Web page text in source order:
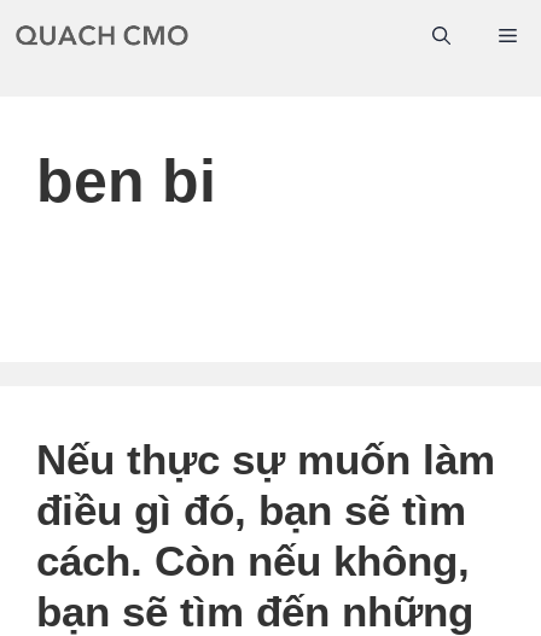
đến
ben bi
Nếu thực sự muốn làm
điều gì đó, bạn sẽ tìm
cách. Còn nếu không,
bạn sẽ tìm đến những